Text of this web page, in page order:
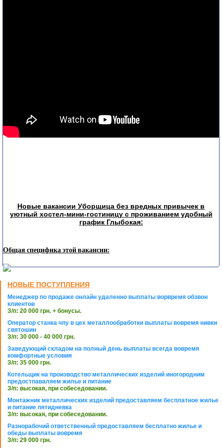
Новые вакансии Уборщица без вредных привычек в
уютный хостел-мини-гостиницу с проживанием удобный
график Глыбокая:
Общая специфика этой вакансии:
НОВЫЕ ПОСТУПЛЕНИЯ
Менеджер по продаже онлайн удаленно выплаты ворвремя обзвон
клиентов
З/п: 20 000 грн. + бонусы.
Оператор станка чпу в цех металлообработки выплаты вовремя нивки
святошин
З/п: 30 000 - 40 000 грн.
Заведующий складом на полный день выплаты всегда вовремя
комфортные условия
З/п: 35 000 грн.
Котельщик на производство металлических изделий иногородним
предостпаваляем жилье и питание
З/п: высокая, при собеседовании.
Монтажник металлических изделий предоставляем бесплатное жилье
и питание пятидневка
З/п: высокая, при собеседовании.
Разнорабочий ответственный предоставляем бесплатно жилье и
обеды выплаты вовремя
З/п: 29 000 грн.